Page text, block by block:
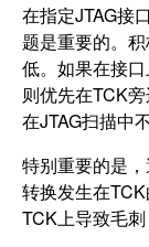
在指定JTAG接
题是重要的。
低。如果在接
则优先在TCK
在JTAG扫描中
特别重要的是
转换发生在
TCK上导致毛刺